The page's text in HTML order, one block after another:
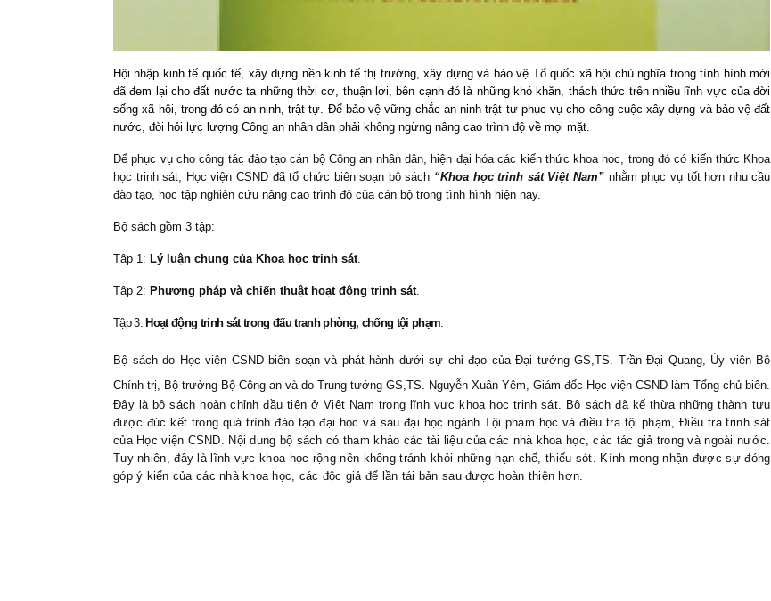
Hội nhập kinh tế quốc tế, xây dựng nền kinh tế thị trường, xây dựng và bảo vệ Tổ quốc xã hội chủ nghĩa trong tình hình mới
đã đem lại cho đất nước ta những thời cơ, thuận lợi, bên cạnh đó là những khó khăn, thách thức trên nhiều lĩnh vực của đời
sống xã hội, trong đó có an ninh, trật tự. Để bảo vệ vững chắc an ninh trật tự phục vụ cho công cuộc xây dựng và bảo vệ đất
nước, đòi hỏi lực lượng Công an nhân dân phải không ngừng nâng cao trình độ về mọi mặt.
Để phục vụ cho công tác đào tạo cán bộ Công an nhân dân, hiện đại hóa các kiến thức khoa học, trong đó có kiến thức Khoa
học trinh sát, Học viện CSND đã tổ chức biên soạn bộ sách “Khoa học trinh sát Việt Nam” nhằm phục vụ tốt hơn nhu cầu
đào tạo, học tập nghiên cứu nâng cao trình độ của cán bộ trong tình hình hiện nay.
Bộ sách gồm 3 tập:
Tập 1: Lý luận chung của Khoa học trinh sát
Tập 2: Phương pháp và chiến thuật hoạt động trinh sát
Tập 3:Hoạt động trinh sát trong đấu tranh phòng, chống tội phạm
Bộ sách do Học viện CSND biên soạn và phát hành dưới sự chỉ đạo của Đại tướng GS,TS. Trần Đại Quang, Ủy viên Bộ
Chính trị, Bộ trưởng Bộ Công an và do Trung tướng GS,TS. Nguyễn Xuân Yêm, Giám đốc Học viện CSND làm Tổng chủ biên.
Đây là bộ sách hoàn chỉnh đầu tiên ở Việt Nam trong lĩnh vực khoa học trinh sát. Bộ sách đã kế thừa những thành tựu
được đúc kết trong quá trình đào tạo đại học và sau đại học ngành Tội phạm học và điều tra tội phạm, Điều tra trinh sát
của Học viện CSND. Nội dung bộ sách có tham khảo các tài liệu của các nhà khoa học, các tác giả trong và ngoài nước.
Tuy nhiên, đây là lĩnh vực khoa học rộng nên không tránh khỏi những hạn chế, thiếu sót. Kính mong nhận được sự đóng
góp ý kiến của các nhà khoa học, các độc giả để lần tái bản sau được hoàn thiện hơn.